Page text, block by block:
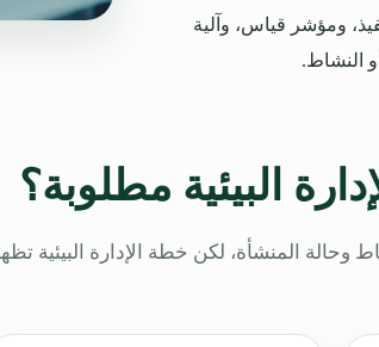
ومؤشر قياس، وآلية
النشاط.
البيئية مطلوبة؟
المنشأة، لكن خطة الإدارة البيئية